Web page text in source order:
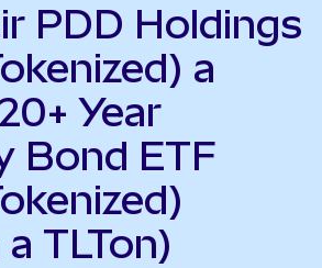
PDD Holdings
a
Year
Bond ETF
TLTon)